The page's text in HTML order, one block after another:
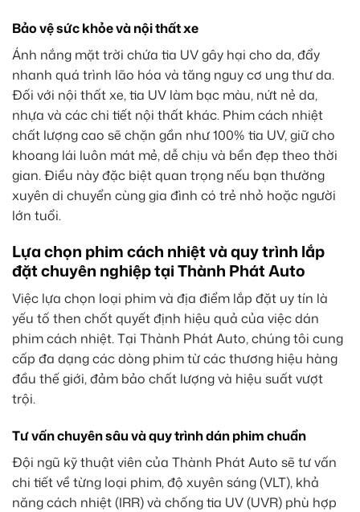
Bảo vệ sức khỏe và nội thất xe
Ánh nắng mặt trời chứa tia UV gây hại cho da, đẩy
nhanh quá trình lão hóa và tăng nguy cơ ung thư da.
Đối với nội thất xe, tia UV làm bạc màu, nứt nẻ da,
nhựa và các chi tiết nội thất khác. Phim cách nhiệt
chất lượng cao sẽ chặn gần như 100% tia UV, giữ cho
khoang lái luôn mát mẻ, dễ chịu và bền đẹp theo thời
gian. Điều này đặc biệt quan trọng nếu bạn thường
xuyên di chuyển cùng gia đình có trẻ nhỏ hoặc người
lớn tuổi.
Lựa chọn phim cách nhiệt và quy trình lắp
đặt chuyên nghiệp tại Thành Phát Auto
Việc lựa chọn loại phim và địa điểm lắp đặt uy tín là
yếu tố then chốt quyết định hiệu quả của việc dán
phim cách nhiệt. Tại Thành Phát Auto, chúng tôi cung
cấp đa dạng các dòng phim từ các thương hiệu hàng
đầu thế giới, đảm bảo chất lượng và hiệu suất vượt
trội.
Tư vấn chuyên sâu và quy trình dán phim chuẩn
Đội ngũ kỹ thuật viên của Thành Phát Auto sẽ tư vấn
chi tiết về từng loại phim, độ xuyên sáng (VLT), khả
năng cách nhiệt (IRR) và chống tia UV (UVR) phù hợp